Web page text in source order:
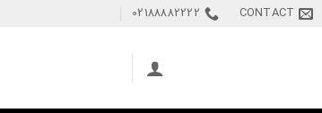
CONTACT
02188882222